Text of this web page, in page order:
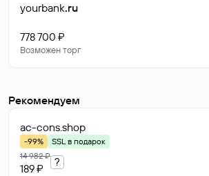
yourbank.ru
778 700 ₽
Возможен торг
Рекомендуем
ac-cons.shop
-99%
SSL в подарок
14 982 ₽
189 ₽
?